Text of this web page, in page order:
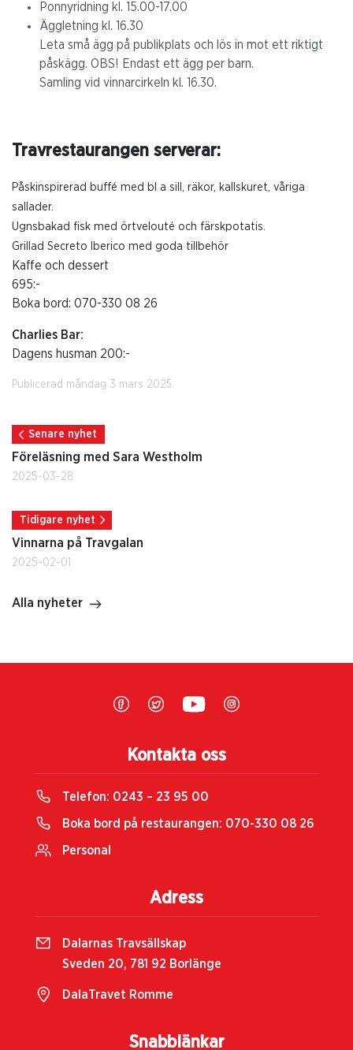
Ponnyridning kl. 15.00-17.00
Äggletning kl. 16.30
Leta små ägg på publikplats och lös in mot ett riktigt
påskägg. OBS! Endast ett ägg per barn.
Samling vid vinnarcirkeln kl. 16.30.
Travrestaurangen serverar:
Påskinspirerad buffé med bl a sill, räkor, kallskuret, våriga
sallader.
Ugnsbakad fisk med örtvelouté och färskpotatis.
Grillad Secreto Iberico med goda tillbehör
Kaffe och dessert
695:-
Boka bord: 070-330 08 26
Charlies Bar:
Dagens husman 200:-
Publicerad måndag 3 mars 2025.
Senare nyhet
Föreläsning med Sara Westholm
2025-03-28
Tidigare nyhet
Vinnarna på Travgalan
2025-02-01
Alla nyheter
Snabblänkar
Kontakta oss
Telefon: 0243 – 23 95 00
Boka bord på restaurangen: 070-330 08 26
Personal
Adress
Dalarnas Travsällskap
Sveden 20, 781 92 Borlänge
DalaTravet Romme